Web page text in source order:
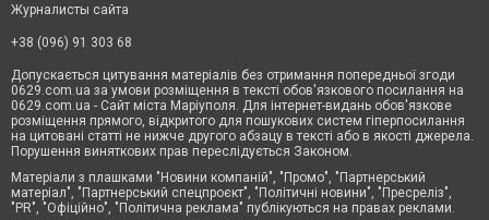
Журналисты сайта
+38 (096) 91 303 68
Допускається цитування матеріалів без отримання попередньої згоди
0629.com.ua за умови розміщення в тексті обов'язкового посилання на
0629.com.ua - Сайт міста Маріуполя. Для інтернет-видань обов'язкове
розміщення прямого, відкритого для пошукових систем гіперпосилання
на цитовані статті не нижче другого абзацу в тексті або в якості джерела.
Порушення виняткових прав переслідується Законом.
Матеріали з плашками "Новини компаній", "Промо", "Партнерський
матеріал", "Партнерський спецпроєкт", "Політичні новини", "Пресреліз",
"PR", "Офіційно", "Політична реклама" публікуються на правах реклами.